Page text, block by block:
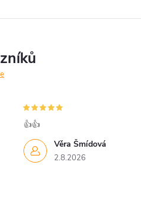
Věra Šmídová
2.8.2026
👍👍